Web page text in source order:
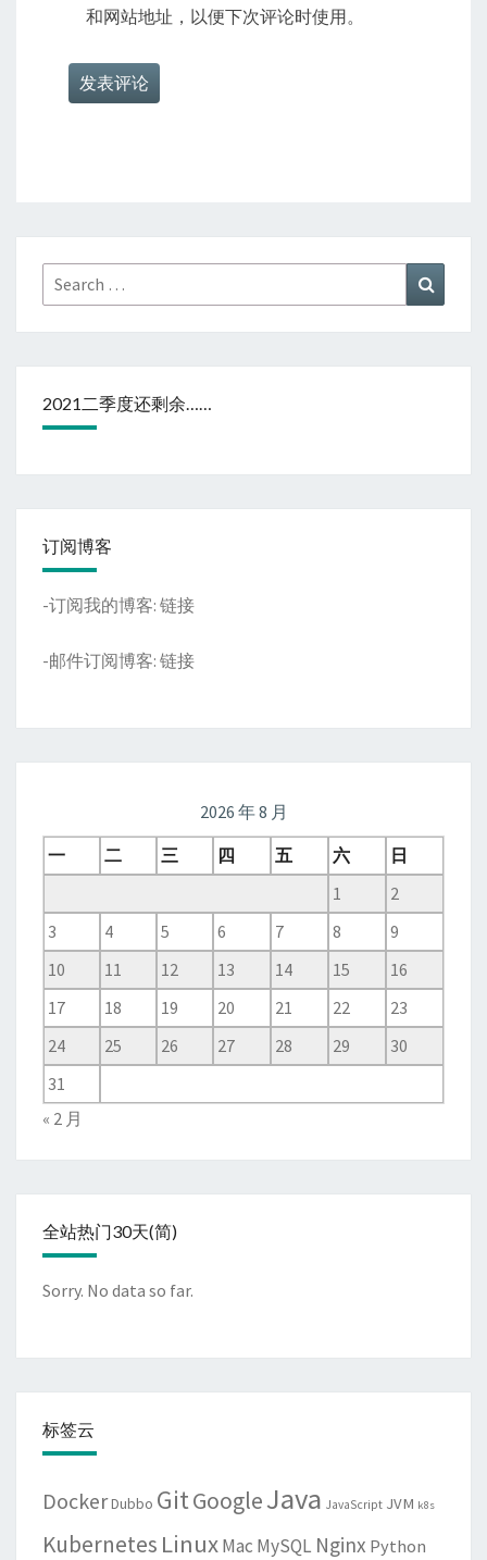
和网站地址，以便下次评论时使用。
Search
for:
2021二季度还剩余……
订阅博客
-订阅我的博客: 链接
-邮件订阅博客: 链接
2026 年 8 月
一
二 三 四 五 六
日
1
2
3
4 5 6 7 8
9
10
11 12 13 14 15
16
17
18 19 20 21 22
23
24
25 26 27 28 29
30
31
« 2 月
全站热门30天(简)
Sorry. No data so far.
标签云
DockerDubbo GitGoogleJava JavaScript JVM k8s
Kubernetes LinuxMac MySQL Nginx Python